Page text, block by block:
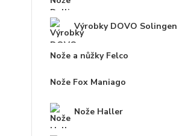
Výrobky DOVO Solingen
Nože a nůžky Felco
Nože Fox Maniago
Nože Haller